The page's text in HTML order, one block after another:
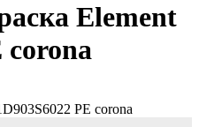
Element
corona